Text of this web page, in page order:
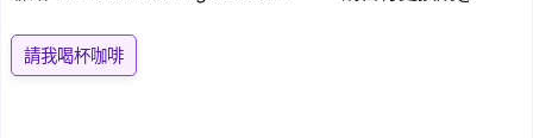
請我喝杯咖啡